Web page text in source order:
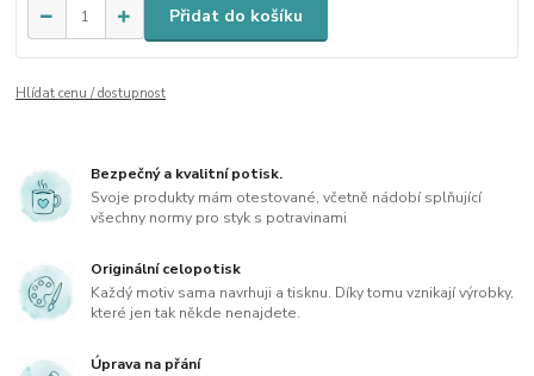
Přidat do košíku
Hlídat cenu / dostupnost
Bezpečný a kvalitní potisk.
Svoje produkty mám otestované, včetně nádobí splňující
všechny normy pro styk s potravinami
Originální celopotisk
Každý motiv sama navrhuji a tisknu. Díky tomu vznikají výrobky,
které jen tak někde nenajdete.
Úprava na přání